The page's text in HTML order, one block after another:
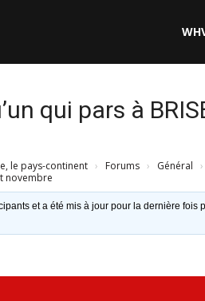
qui pars à
le pays-continent › Forums › Général ›
novembre
et a été mis à jour pour la dernière fois